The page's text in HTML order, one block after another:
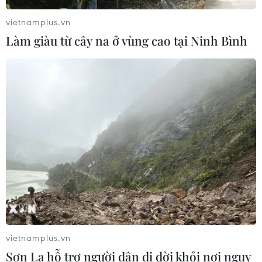
thể bị cuốn vào xung đột
01/08/2026 14:14
CƠ QUAN CHỦ QUẢN: THÔNG TẤN XÃ VIỆT NAM
Tổng Biên tập: TRẦN TIẾN DUẨN
Phó Tổng Biên tập: NGUYỄN THỊ TÁM, KHÚC THANH
THỦY
Sở hữu trí tuệ
Quy định sử dụng
vietnamplus.vn
Làm giàu từ cây na ở vùng cao tại Ninh Bình
vietnamplus.vn
Sơn La hỗ trợ người dân di dời khỏi nơi nguy